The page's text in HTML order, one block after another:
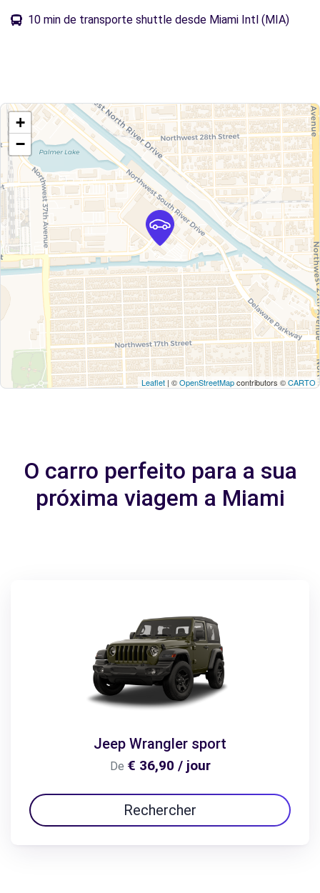
10 min de transporte shuttle desde Miami Intl (MIA)
+
−
Leaflet | ©OpenStreetMapcontributors ©CARTO
O carro perfeito para a sua
próxima viagem a Miami
Jeep Wrangler sport
De € 36,90 / jour
Rechercher